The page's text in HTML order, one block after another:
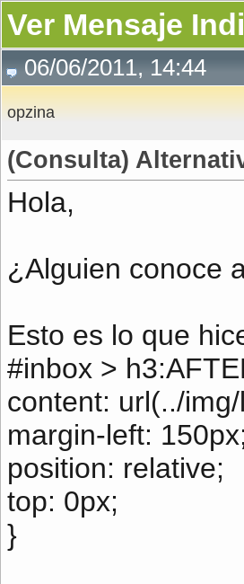
Ver Mensaje
06/06/2011, 14:44
opzina
(Consulta)
Hola,
¿Alguien conoce
Esto es lo que
#inbox >
content: url(../
margin-left: 150px;
position: relative;
top: 0px;
}